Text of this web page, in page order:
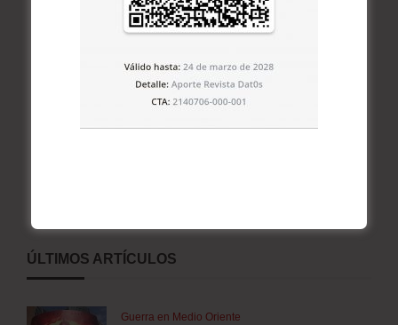
ÚLTIMOS ARTÍCULOS
Guerra en Medio Oriente